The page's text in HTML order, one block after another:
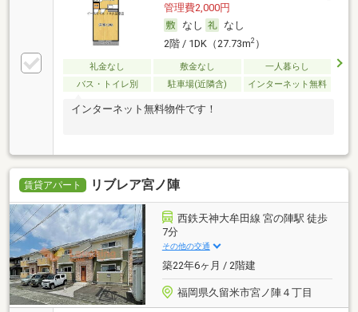
管理費2,000円
なし
なし
2階 / 1DK（27.73m2）
礼金なし 敷金なし
一人暮らし
バス・トイレ別
駐車場(近隣含) インターネット無料
インターネット無料物件です！
賃貸アパート リブレア宮ノ陣
西鉄天神大牟田線 宮の陣駅 徒歩
7分
その他の交通
築22年6ヶ月 / 2階建
福岡県久留米市宮ノ陣４丁目